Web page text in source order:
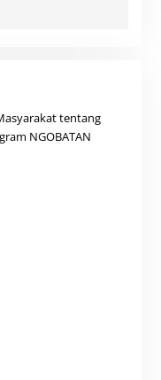
tentang
NGOBATAN